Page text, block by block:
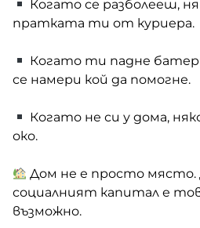
Когато се разболееш,
пратката ти от куриера.
Когато ти падне
се намери кой да помогне.
Когато не си у дома,
око.
Дом не е просто място.
социалният капитал е
възможно.